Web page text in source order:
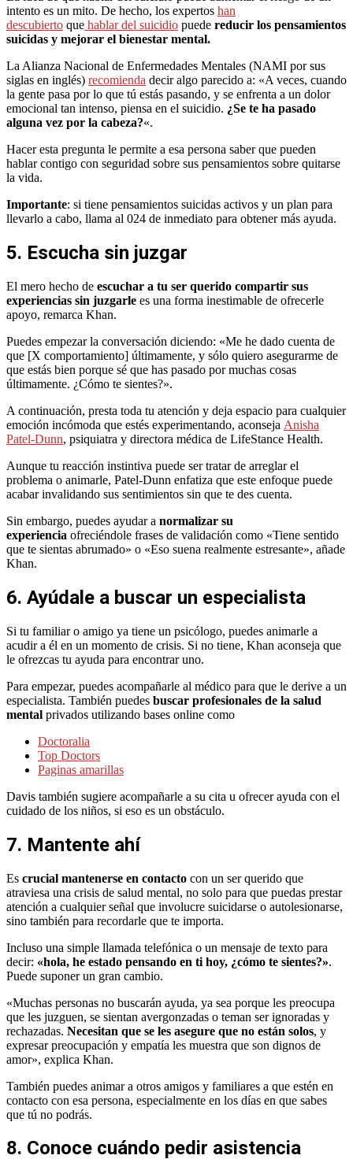
intento es un mito. De hecho, los expertos han
descubierto que hablar del suicidio puede reducir los pensamientos
suicidas y mejorar el bienestar mental.
La Alianza Nacional de Enfermedades Mentales (NAMI por sus
siglas en inglés) recomienda decir algo parecido a: «A veces, cuando
la gente pasa por lo que tú estás pasando, y se enfrenta a un dolor
emocional tan intenso, piensa en el suicidio. ¿Se te ha pasado
alguna vez por la cabeza?«.
Hacer esta pregunta le permite a esa persona saber que pueden
hablar contigo con seguridad sobre sus pensamientos sobre quitarse
la vida.
Importante: si tiene pensamientos suicidas activos y un plan para
llevarlo a cabo, llama al 024 de inmediato para obtener más ayuda.
5. Escucha sin juzgar
El mero hecho de escuchar a tu ser querido compartir sus
experiencias sin juzgarle es una forma inestimable de ofrecerle
apoyo, remarca Khan.
Puedes empezar la conversación diciendo: «Me he dado cuenta de
que [X comportamiento] últimamente, y sólo quiero asegurarme de
que estás bien porque sé que has pasado por muchas cosas
últimamente. ¿Cómo te sientes?».
A continuación, presta toda tu atención y deja espacio para cualquier
emoción incómoda que estés experimentando, aconseja Anisha
Patel-Dunn, psiquiatra y directora médica de LifeStance Health.
Aunque tu reacción instintiva puede ser tratar de arreglar el
problema o animarle, Patel-Dunn enfatiza que este enfoque puede
acabar invalidando sus sentimientos sin que te des cuenta.
Sin embargo, puedes ayudar a normalizar su
experiencia ofreciéndole frases de validación como «Tiene sentido
que te sientas abrumado» o «Eso suena realmente estresante», añade
Khan.
6. Ayúdale a buscar un especialista
Si tu familiar o amigo ya tiene un psicólogo, puedes animarle a
acudir a él en un momento de crisis. Si no tiene, Khan aconseja que
le ofrezcas tu ayuda para encontrar uno.
Para empezar, puedes acompañarle al médico para que le derive a un
especialista. También puedes buscar profesionales de la salud
mental privados utilizando bases online como
Doctoralia
Top Doctors
Paginas amarillas
Davis también sugiere acompañarle a su cita u ofrecer ayuda con el
cuidado de los niños, si eso es un obstáculo.
7. Mantente ahí
Es crucial mantenerse en contacto con un ser querido que
atraviesa una crisis de salud mental, no solo para que puedas prestar
atención a cualquier señal que involucre suicidarse o autolesionarse,
sino también para recordarle que te importa.
Incluso una simple llamada telefónica o un mensaje de texto para
decir: «hola, he estado pensando en ti hoy, ¿cómo te sientes?».
Puede suponer un gran cambio.
«Muchas personas no buscarán ayuda, ya sea porque les preocupa
que les juzguen, se sientan avergonzadas o teman ser ignoradas y
rechazadas. Necesitan que se les asegure que no están solos, y
expresar preocupación y empatía les muestra que son dignos de
amor», explica Khan.
También puedes animar a otros amigos y familiares a que estén en
contacto con esa persona, especialmente en los días en que sabes
que tú no podrás.
8. Conoce cuándo pedir asistencia